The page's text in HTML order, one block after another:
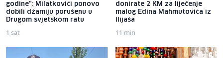
godine": Milatkovići ponovo
dobili džamiju porušenu u
Drugom svjetskom ratu
1 sat
donirate 2 KM za liječenje
malog Edina Mahmutovića iz
Ilijaša
11 min